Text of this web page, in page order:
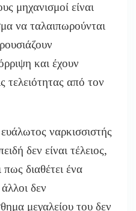
μηχανισμοί είναι
να ταλαιπωρούνται
και έχουν
τελειότητας από τον
ναρκισσιστής
δεν είναι τέλειος,
διαθέτει ένα
δεν
μεγαλείου του δεν